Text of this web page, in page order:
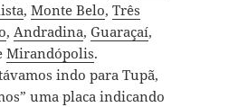
, Monte Belo, Três
, Andradina, Guaraçaí,
Mirandópolis.
indo para Tupã,
uma placa indicando